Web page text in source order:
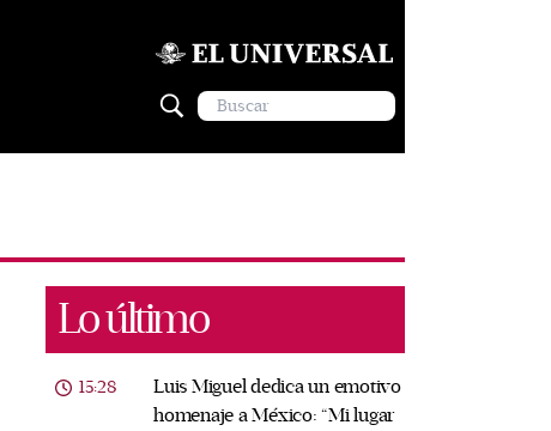
Lo último
15:28
Luis Miguel dedica un emotivo
homenaje a México: “Mi lugar